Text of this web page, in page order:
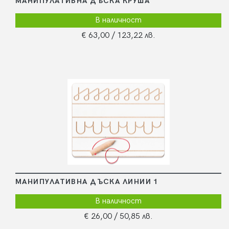
В наличност
€ 63,00 / 123,22 лв.
МАНИПУЛАТИВНА ДЪСКА ЛИНИИ 1
В наличност
€ 26,00 / 50,85 лв.